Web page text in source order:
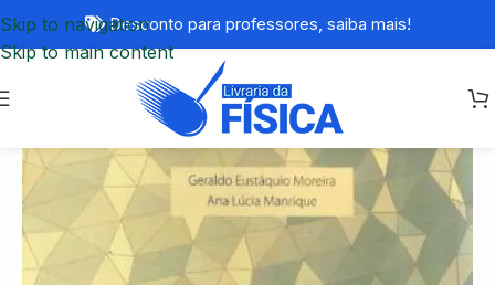
Skip to navigation
Skip to main content
Desconto para professores, saiba mais!